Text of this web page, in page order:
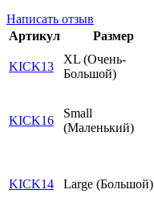
Написать отзыв
Артикул
Размер
KICK13
XL (Очень-
Большой)
KICK16
Small
(Маленький)
KICK14 Large (Большой)